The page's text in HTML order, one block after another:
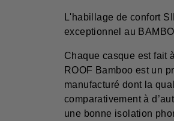
L'habillage de confort
exceptionnel au
Chaque casque est fait
ROOF Bamboo est un
manufacturé dont la
comparativement à
une bonne isolation